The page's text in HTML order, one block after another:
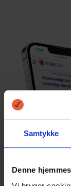
Samtykke
Denne